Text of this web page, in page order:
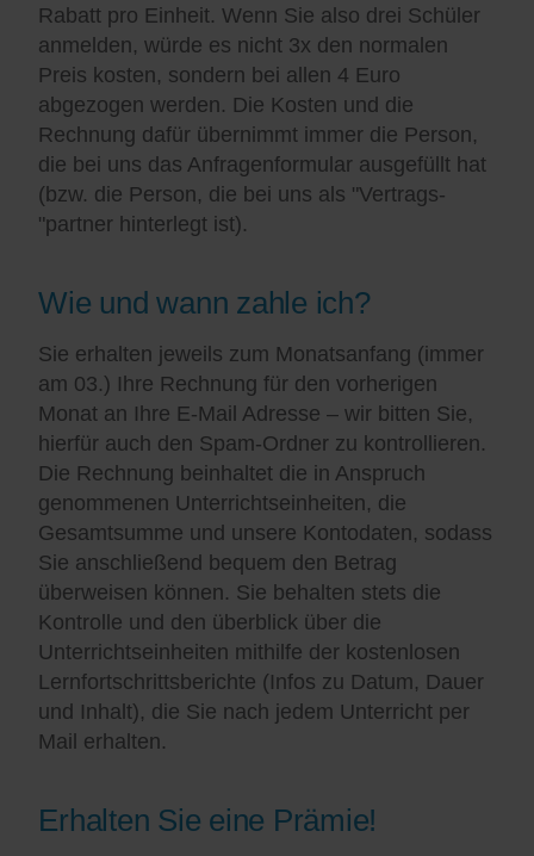
Rabatt pro Einheit. Wenn Sie also drei Schüler
anmelden, würde es nicht 3x den normalen
Preis kosten, sondern bei allen 4 Euro
abgezogen werden. Die Kosten und die
Rechnung dafür übernimmt immer die Person,
die bei uns das Anfragenformular ausgefüllt hat
(bzw. die Person, die bei uns als "Vertrags-
"partner hinterlegt ist).
Wie und wann zahle ich?
Sie erhalten jeweils zum Monatsanfang (immer
am 03.) Ihre Rechnung für den vorherigen
Monat an Ihre E-Mail Adresse – wir bitten Sie,
hierfür auch den Spam-Ordner zu kontrollieren.
Die Rechnung beinhaltet die in Anspruch
genommenen Unterrichtseinheiten, die
Gesamtsumme und unsere Kontodaten, sodass
Sie anschließend bequem den Betrag
überweisen können. Sie behalten stets die
Kontrolle und den überblick über die
Unterrichtseinheiten mithilfe der kostenlosen
Lernfortschrittsberichte (Infos zu Datum, Dauer
und Inhalt), die Sie nach jedem Unterricht per
Mail erhalten.
Erhalten Sie eine Prämie!